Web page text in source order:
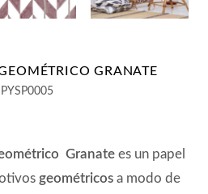
GRANATE
Granate es un papel
geométricos a modo de